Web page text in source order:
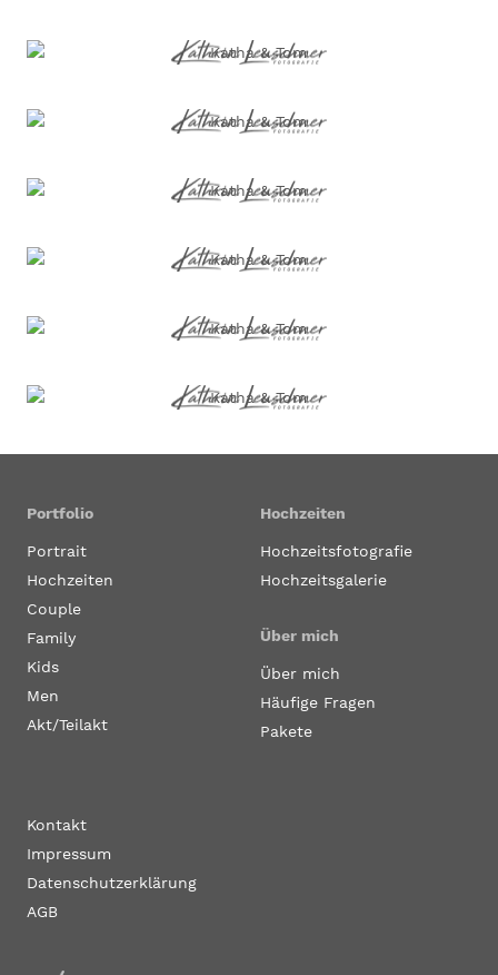
Portfolio
Portrait
Hochzeiten
Couple
Family
Kids
Men
Akt/Teilakt
Hochzeiten
Hochzeitsfotografie
Hochzeitsgalerie
Über mich
Über mich
Häufige Fragen
Pakete
Kontakt
Impressum
Datenschutzerklärung
AGB